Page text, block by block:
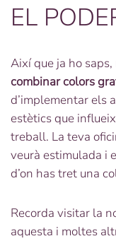
EL
Així que ja ho saps,
combinar colors
d’implementar els
estètics que
treball. La teva
veurà estimulada i
d’on has tret una
Recorda visitar la
aquesta i moltes